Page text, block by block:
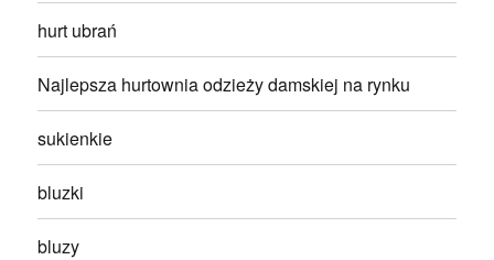
hurt ubrań
Najlepsza hurtownia odzieży damskiej na rynku
sukienkie
bluzki
bluzy